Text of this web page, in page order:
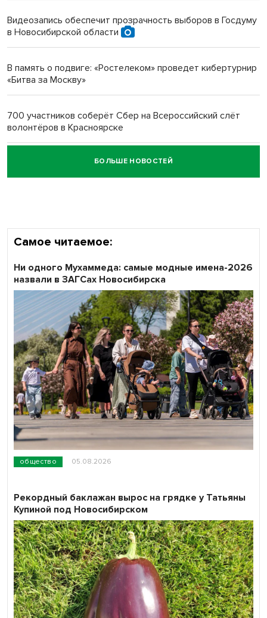
Новосибирский преподаватель с женой вошли в топ-16
Обновлённое отделение ВТБ открылось в Искитиме
Видеозапись обеспечит прозрачность выборов в Госдуму
в Новосибирской области
В память о подвиге: «Ростелеком» проведет кибертурнир
«Битва за Москву»
700 участников соберёт Сбер на Всероссийский слёт
волонтёров в Красноярске
Честный выбор: видеонаблюдение обеспечит
объективность результатов ЕДГ в Новосибирской
БОЛЬШЕ НОВОСТЕЙ
Самое читаемое:
общество 05.08.2026
Ни одного Мухаммеда: самые модные имена-2026
назвали в ЗАГСах Новосибирска
Рекордный баклажан вырос на грядке у Татьяны
Купиной под Новосибирском